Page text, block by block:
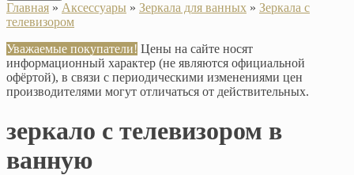
Главная » Аксессуары » Зеркала для ванных » Зеркала с
телевизором
Уважаемые покупатели! Цены на сайте носят
информационный характер (не являются официальной
офёртой), в связи с периодическими изменениями цен
производителями могут отличаться от действительных.
зеркало с телевизором в
ванную